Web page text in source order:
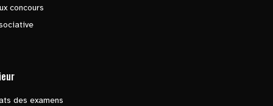
concours
des examens